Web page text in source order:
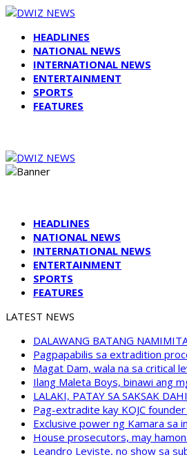
HEADLINES
NATIONAL NEWS
INTERNATIONAL NEWS
ENTERTAINMENT
SPORTS
FEATURES
HEADLINES
NATIONAL NEWS
INTERNATIONAL NEWS
ENTERTAINMENT
SPORTS
FEATURES
LATEST NEWS
DALAWANG BATANG
Pagpapabilis sa extradition
Magat Dam, wala na sa critical
Ilang Maleta Boys, binawi ang
LALAKI, PATAY SA SAKSAK
Pag-extradite kay KOJC
Exclusive power ng Kamara sa
House prosecutors, may hamon
Leandro Leviste, no show sa